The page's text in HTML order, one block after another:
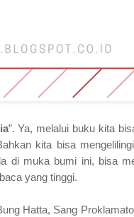
”. Ya, melalui buku kita
kita bisa
di muka bumi ini, bisa
yang tinggi.
Hatta, Sang